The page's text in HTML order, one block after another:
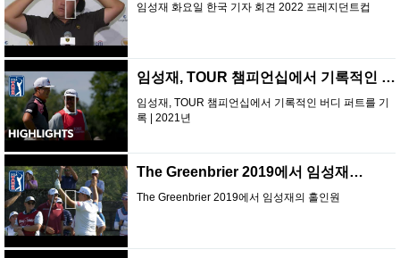
임성재 화요일 한국 기자 회견 2022 프레지던트컵
임성재, TOUR 챔피언십에서 기록적인 버디 …
임성재, TOUR 챔피언십에서 기록적인 버디 퍼트를 기
록 | 2021년
The Greenbrier 2019에서 임성재…
The Greenbrier 2019에서 임성재의 홀인원